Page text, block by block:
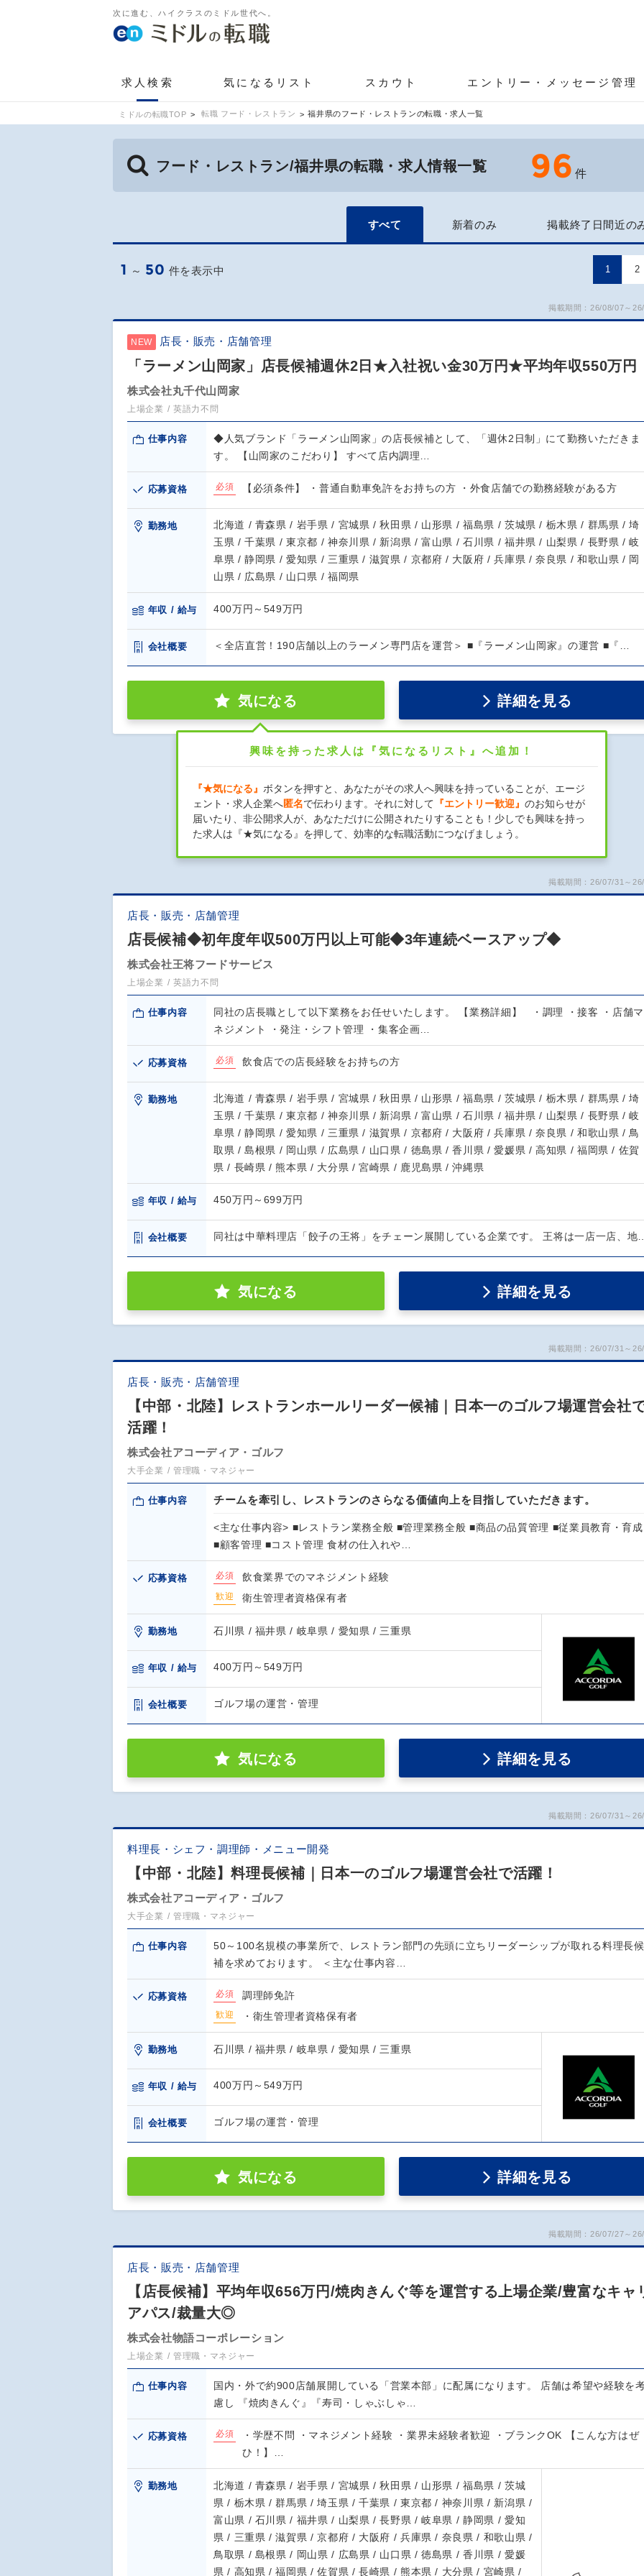
次に進む、ハイクラスのミドル世代へ。
求人検索 気になるリスト スカウト エントリー・メッセージ管理
ミドルの転職TOP 転職 フード・レストラン 福井県のフード・レストランの転職・求人一覧
フード・レストラン/福井県の転職・求人情報一覧 96 件
すべて 新着のみ 掲載終了日間近の
1 ～ 50 件を表示中 1 2
掲載期間：26/08/07～
NEW 店長・販売・店舗管理
「ラーメン山岡家」店長候補週休2日★入社祝い金30万円★平均年収550万円
株式会社丸千代山岡家
上場企業 英語力不問
仕事内容
◆人気ブランド「ラーメン山岡家」の店長候補として、「週休2日制」にて勤務いただきま
す。 【山岡家のこだわり】 すべて店内調理…
応募資格 必須 【必須条件】 ・普通自動車免許をお持ちの方 ・外食店舗での勤務経験がある方
勤務地
北海道 / 青森県 / 岩手県 / 宮城県 / 秋田県 / 山形県 / 福島県 / 茨城県 / 栃木県 / 群馬県 / 埼
玉県 / 千葉県 / 東京都 / 神奈川県 / 新潟県 / 富山県 / 石川県 / 福井県 / 山梨県 / 長野県 / 岐
阜県 / 静岡県 / 愛知県 / 三重県 / 滋賀県 / 京都府 / 大阪府 / 兵庫県 / 奈良県 / 和歌山県 / 岡
山県 / 広島県 / 山口県 / 福岡県
年収 / 給与 400万円～549万円
会社概要 ＜全店直営！190店舗以上のラーメン専門店を運営＞ ■『ラーメン山岡家』の運営 ■『…
気になる 詳細を見る
興味を持った求人は『気になるリスト』へ追加！
『★気になる』 ボタンを押すと、あなたがその求人へ興味を持っていることが、エージ
ェント・求人企業へ匿名で伝わります。それに対して 『エントリー歓迎』 のお知らせが
届いたり、非公開求人が、あなただけに公開されたりすることも！少しでも興味を持っ
た求人は『★気になる』を押して、効率的な転職活動につなげましょう。
掲載期間：26/07/31～
店長・販売・店舗管理
店長候補◆初年度年収500万円以上可能◆3年連続ベースアップ◆
株式会社王将フードサービス
上場企業 英語力不問
仕事内容
同社の店長職として以下業務をお任せいたします。 【業務詳細】 ・調理 ・接客 ・店舗マ
ネジメント ・発注・シフト管理 ・集客企画…
応募資格 必須 飲食店での店長経験をお持ちの方
勤務地
北海道 / 青森県 / 岩手県 / 宮城県 / 秋田県 / 山形県 / 福島県 / 茨城県 / 栃木県 / 群馬県 / 埼
玉県 / 千葉県 / 東京都 / 神奈川県 / 新潟県 / 富山県 / 石川県 / 福井県 / 山梨県 / 長野県 / 岐
阜県 / 静岡県 / 愛知県 / 三重県 / 滋賀県 / 京都府 / 大阪府 / 兵庫県 / 奈良県 / 和歌山県 / 鳥
取県 / 島根県 / 岡山県 / 広島県 / 山口県 / 徳島県 / 香川県 / 愛媛県 / 高知県 / 福岡県 / 佐賀
県 / 長崎県 / 熊本県 / 大分県 / 宮崎県 / 鹿児島県 / 沖縄県
年収 / 給与 450万円～699万円
会社概要 同社は中華料理店「餃子の王将」をチェーン展開している企業です。 王将は一店一店、
気になる 詳細を見る
掲載期間：26/07/31～
店長・販売・店舗管理
【中部・北陸】レストランホールリーダー候補｜日本一のゴルフ場運営会社
活躍！
株式会社アコーディア・ゴルフ
大手企業 管理職・マネジャー
仕事内容 チームを牽引し、レストランのさらなる価値向上を目指していただきます。
<主な仕事内容> ■レストラン業務全般 ■管理業務全般 ■商品の品質管理 ■従業員教育・育成
■顧客管理 ■コスト管理 食材の仕入れや…
応募資格 必須 飲食業界でのマネジメント経験
歓迎 衛生管理者資格保有者
勤務地 石川県 / 福井県 / 岐阜県 / 愛知県 / 三重県
年収 / 給与 400万円～549万円
会社概要 ゴルフ場の運営・管理
気になる 詳細を見る
掲載期間：26/07/31～
料理長・シェフ・調理師・メニュー開発
【中部・北陸】料理長候補｜日本一のゴルフ場運営会社で活躍！
株式会社アコーディア・ゴルフ
大手企業 管理職・マネジャー
仕事内容
50～100名規模の事業所で、レストラン部門の先頭に立ちリーダーシップが取れる料理長候
補を求めております。 ＜主な仕事内容…
応募資格 必須 調理師免許
歓迎 ・衛生管理者資格保有者
勤務地 石川県 / 福井県 / 岐阜県 / 愛知県 / 三重県
年収 / 給与 400万円～549万円
会社概要 ゴルフ場の運営・管理
気になる 詳細を見る
掲載期間：26/07/27～
店長・販売・店舗管理
【店長候補】平均年収656万円/焼肉きんぐ等を運営する上場企業/豊富なキャ
アパス/裁量大◎
株式会社物語コーポレーション
上場企業 管理職・マネジャー
仕事内容
国内・外で約900店舗展開している「営業本部」に配属になります。 店舗は希望や経験を
慮し 『焼肉きんぐ』『寿司・しゃぶしゃ…
応募資格 必須
・学歴不問 ・マネジメント経験 ・業界未経験者歓迎 ・ブランクOK 【こんな方はぜ
ひ！】…
勤務地
北海道 / 青森県 / 岩手県 / 宮城県 / 秋田県 / 山形県 / 福島県 / 茨城
県 / 栃木県 / 群馬県 / 埼玉県 / 千葉県 / 東京都 / 神奈川県 / 新潟県 /
富山県 / 石川県 / 福井県 / 山梨県 / 長野県 / 岐阜県 / 静岡県 / 愛知
県 / 三重県 / 滋賀県 / 京都府 / 大阪府 / 兵庫県 / 奈良県 / 和歌山県 /
鳥取県 / 島根県 / 岡山県 / 広島県 / 山口県 / 徳島県 / 香川県 / 愛媛
県 / 高知県 / 福岡県 / 佐賀県 / 長崎県 / 熊本県 / 大分県 / 宮崎県 /